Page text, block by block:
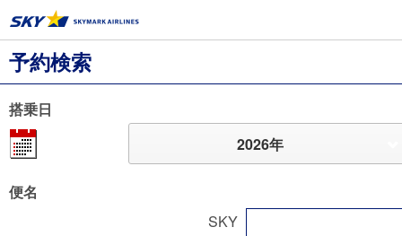
予約検索
搭乗日
2026年
便名
SKY